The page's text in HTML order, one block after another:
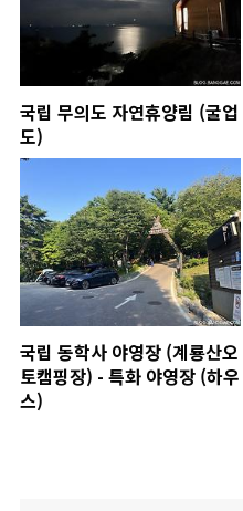
국립 무의도 자연휴양림 (굴업
도)
국립 동학사 야영장 (계룡산오
토캠핑장) - 특화 야영장 (하우
스)